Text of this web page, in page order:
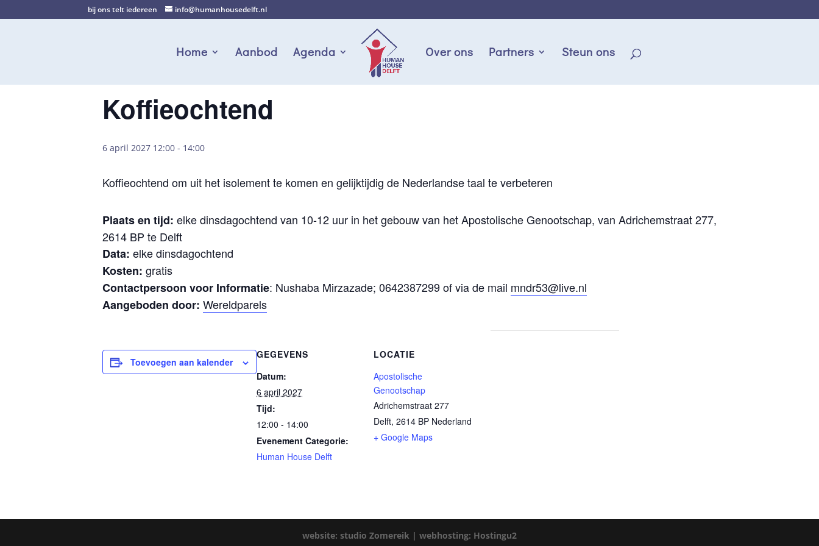
bij ons telt iedereen info@humanhousedelft.nl
Home Aanbod Agenda Over ons Partners Steun ons
Koffieochtend
6 april 2027 12:00 - 14:00
Koffieochtend om uit het isolement te komen en gelijktijdig de Nederlandse taal te verbeteren
Plaats en tijd: elke dinsdagochtend van 10-12 uur in het gebouw van het Apostolische Genootschap, van Adrichemstraat 277,
2614 BP te Delft
Data: elke dinsdagochtend
Kosten: gratis
Contactpersoon voor Informatie: Nushaba Mirzazade; 0642387299 of via de mail mndr53@live.nl
Aangeboden door: Wereldparels
Toevoegen aan kalender
GEGEVENS
Datum:
6 april 2027
Tijd:
12:00 - 14:00
Evenement Categorie:
Human House Delft
LOCATIE
Apostolische
Genootschap
Adrichemstraat 277
Delft, 2614 BP Nederland
+ Google Maps
website: studio Zomereik | webhosting: Hostingu2